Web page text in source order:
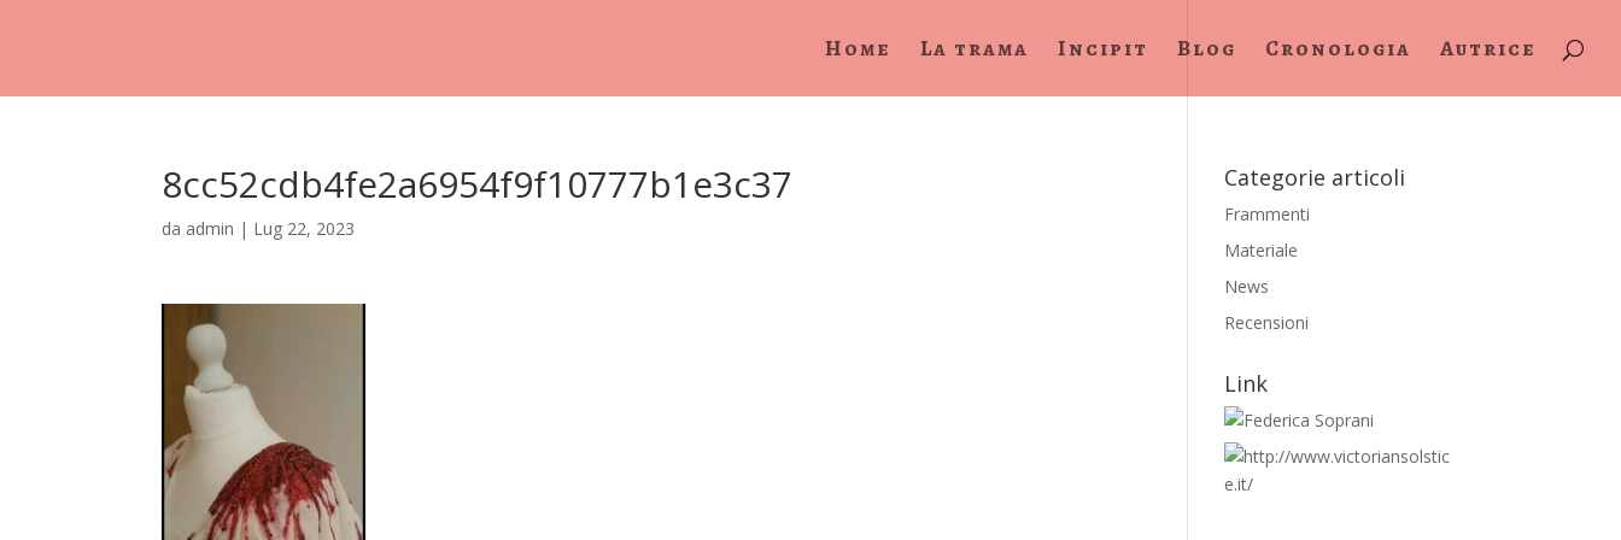
Home La trama Incipit Blog Cronologia Autrice
8cc52cdb4fe2a6954f9f10777b1e3c37
da admin | Lug 22, 2023
Categorie articoli
Frammenti
Materiale
News
Recensioni
Link